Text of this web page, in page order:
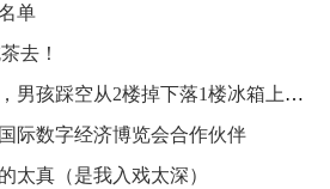
单
去！
妈妈睡梦中被巨响惊醒，男孩踩空从2楼掉下落1楼冰箱上，两人淡定对视
际数字经济博览会合作伙伴
太真（是我入戏太深）